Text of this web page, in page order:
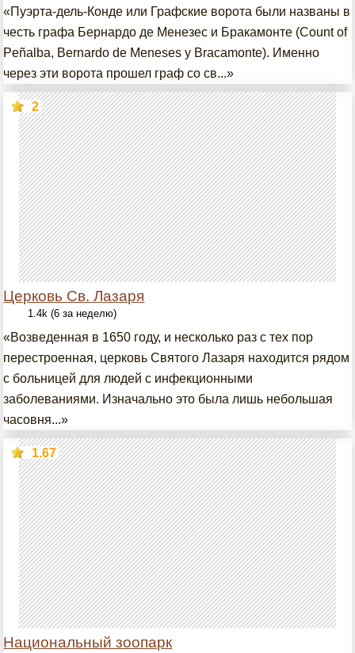
«Пуэрта-дель-Конде или Графские ворота были названы в
честь графа Бернардо де Менезес и Бракамонте (Count of
Peñalba, Bernardo de Meneses y Bracamonte). Именно
через эти ворота прошел граф со св...»
Церковь Св. Лазаря
2
1.4k (6 за неделю)
«Возведенная в 1650 году, и несколько раз с тех пор
перестроенная, церковь Святого Лазаря находится рядом
с больницей для людей с инфекционными
заболеваниями. Изначально это была лишь небольшая
часовня...»
Национальный зоопарк
1.67